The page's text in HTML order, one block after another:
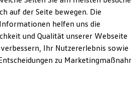
Garantien
für Nutzfahrzeuge
11, 84048 Mainburg
07:00-18:00 Uhr
09:00 -13:00 Uhr
auf der Seite bewegen. Die
helfen uns die
und Qualität unserer Webseite
Ihr Nutzererlebnis sowie
zu